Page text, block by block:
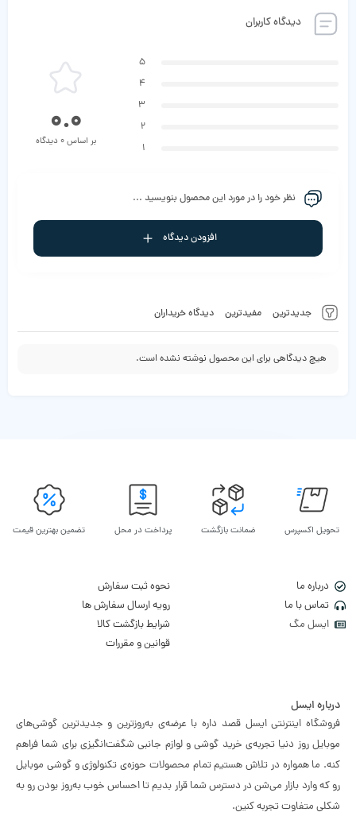
دیدگاه کاربران
جدیدترین مفیدترین دیدگاه خریداران
هیچ دیدگاهی برای این محصول نوشته نشده است.
5
4
3
2
1
0.0
بر اساس 0 دیدگاه
نظر خود را در مورد این محصول بنویسید ...
افزودن دیدگاه
تحویل اکسپرس ضمانت بازگشت پرداخت در محل تضمین بهترین قیمت
درباره ما
تماس با ما
ایسل مگ
نحوه ثبت سفارش
رویه ارسال سفارش ها
شرایط بازگشت کالا
قوانین و مقررات
درباره ایسل
فروشگاه اینترنتی ایسل قصد داره با عرضه‌ی به‌روزترین و جدیدترین گوشی‌های
موبایل روز دنیا تجربه‌ی خرید گوشی و لوازم جانبی شگفت‌انگیزی برای شما فراهم
کنه. ما همواره در تلاش هستیم تمام محصولات حوزه‌ی تکنولوژی و گوشی موبایل
رو که وارد بازار می‌شن در دسترس شما قرار بدیم تا احساس خوب به‌روز بودن رو به
شکلی متفاوت تجربه کنین.